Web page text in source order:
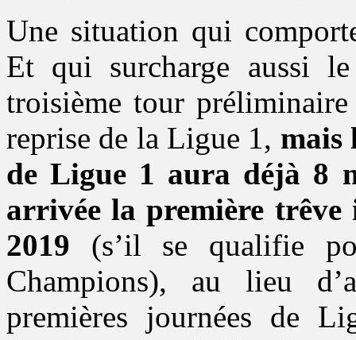
Une situation qui
Et qui surcharge aussi
troisième tour
reprise de la Ligue 1, mais
de Ligue 1 aura déjà 8
arrivée la première trêve
2019 (s’il se qualifie
Champions), au lieu
premières journées de